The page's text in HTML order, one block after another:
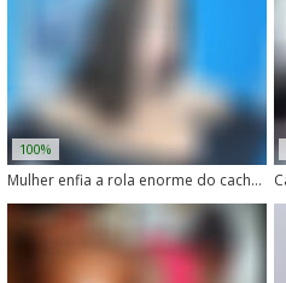
100%
Mulher enfia a rola enorme do cachorro dentro da buceta